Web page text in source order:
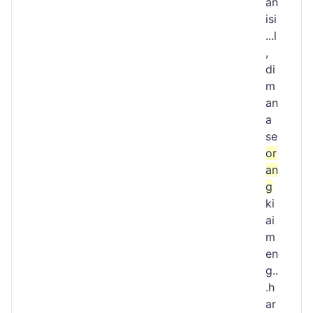
isi
...l
,
di
m
an
a
se
or
an
g
ki
ai
m
en
g..
.h
ar